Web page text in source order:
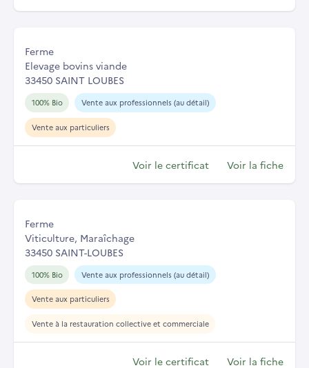
Ferme
Elevage bovins viande
33450 SAINT LOUBES
100% Bio Vente aux professionnels (au détail)
Vente aux particuliers
Voir le certificat Voir la fiche
Ferme
Viticulture, Maraîchage
33450 SAINT-LOUBES
100% Bio Vente aux professionnels (au détail)
Vente aux particuliers
Vente à la restauration collective et commerciale
Voir le certificat Voir la fiche